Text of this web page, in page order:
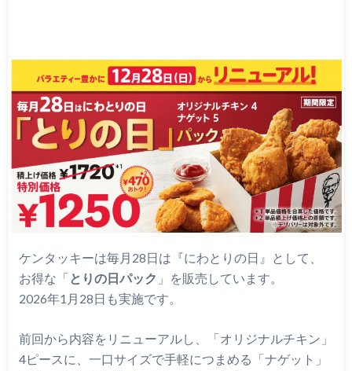
ケンタッキーは毎月28日は『にわとりの日』として、
お得な「とりの日パック 」を販売しています。
2026年1月28日も実施です。
前回から内容をリニューアルし、「オリジナルチキン」
4ピースに、一口サイズで手軽につまめる「ナゲット」